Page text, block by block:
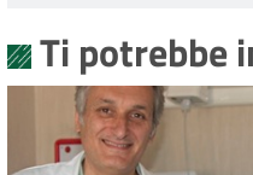
Ti potrebbe